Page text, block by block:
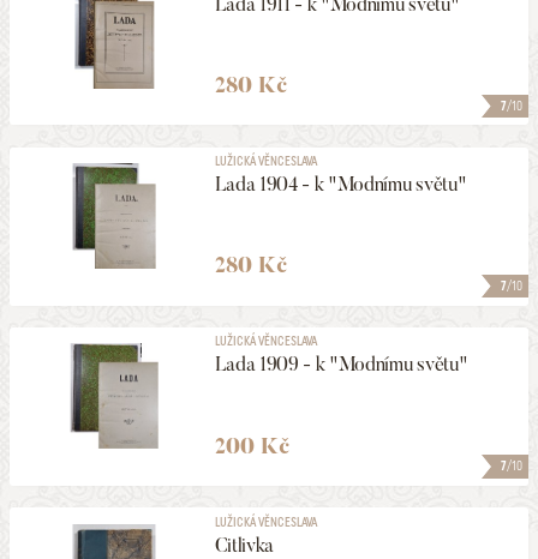
7/10
280 Kč
7/10
LUŽICKÁ VĚNCESLAVA
Lada 1904 - k "Modnímu světu"
280 Kč
7/10
LUŽICKÁ VĚNCESLAVA
Lada 1909 - k "Modnímu světu"
200 Kč
LUŽICKÁ VĚNCESLAVA
Citlivka